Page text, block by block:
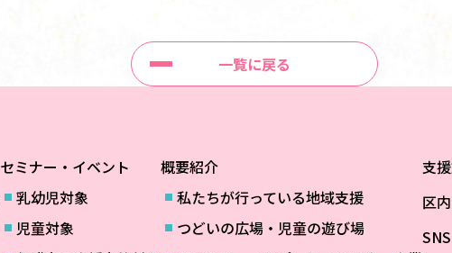
一覧に戻る
セミナー・イベント
乳幼児対象
児童対象
概要紹介
私たちが行っている地域支援
つどいの広場・児童の遊び場
支
区